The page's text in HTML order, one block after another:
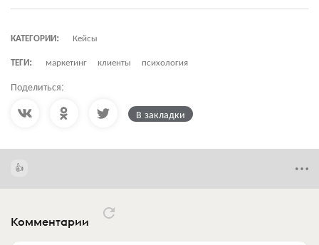
КАТЕГОРИИ:
Кейсы
ТЕГИ:
маркетинг клиенты психология
Поделиться:
В закладки
Комментарии